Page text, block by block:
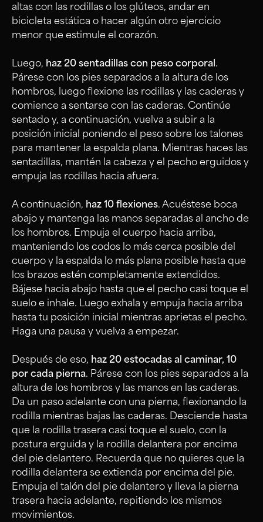
altas con las rodillas o los glúteos, andar en
bicicleta estática o hacer algún otro ejercicio
menor que estimule el corazón.
Luego, haz 20 sentadillas con peso corporal .
Párese con los pies separados a la altura de los
hombros, luego flexione las rodillas y las caderas y
comience a sentarse con las caderas. Continúe
sentado y, a continuación, vuelva a subir a la
posición inicial poniendo el peso sobre los talones
para mantener la espalda plana. Mientras haces las
sentadillas, mantén la cabeza y el pecho erguidos y
empuja las rodillas hacia afuera.
A continuación, haz 10 flexiones. Acuéstese boca
abajo y mantenga las manos separadas al ancho de
los hombros. Empuja el cuerpo hacia arriba,
manteniendo los codos lo más cerca posible del
cuerpo y la espalda lo más plana posible hasta que
los brazos estén completamente extendidos.
Bájese hacia abajo hasta que el pecho casi toque el
suelo e inhale. Luego exhala y empuja hacia arriba
hasta tu posición inicial mientras aprietas el pecho.
Haga una pausa y vuelva a empezar.
Después de eso, haz 20 estocadas al caminar, 10
por cada pierna. Párese con los pies separados a la
altura de los hombros y las manos en las caderas.
Da un paso adelante con una pierna, flexionando la
rodilla mientras bajas las caderas. Desciende hasta
que la rodilla trasera casi toque el suelo, con la
postura erguida y la rodilla delantera por encima
del pie delantero. Recuerda que no quieres que la
rodilla delantera se extienda por encima del pie.
Empuja el talón del pie delantero y lleva la pierna
trasera hacia adelante, repitiendo los mismos
movimientos.